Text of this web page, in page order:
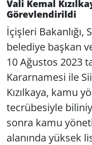
Vali Kemal
Görevlendirildi
İçişleri Bakanlığı,
belediye başkan
10 Ağustos 2023
Kararnamesi ile
Kızılkaya, kamu
tecrübesiyle
sonra kamu
alanında yüksek